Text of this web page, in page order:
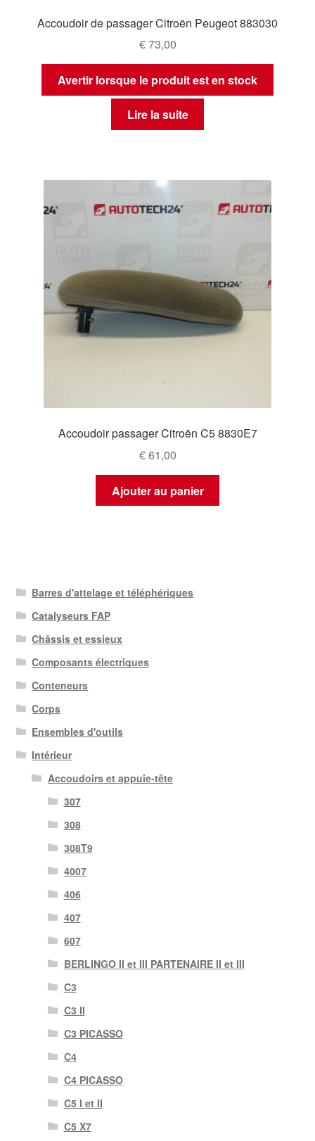
Accoudoir de passager Citroën Peugeot 883030
€73,00
Avertir lorsque le produit est en stock
Lire la suite
Accoudoir passager Citroën C5 8830E7
€61,00
Ajouter au panier
Barres d'attelage et téléphériques
Catalyseurs FAP
Châssis et essieux
Composants électriques
Conteneurs
Corps
Ensembles d'outils
Intérieur
Accoudoirs et appuie-tête
307
308
308T9
4007
406
407
607
BERLINGO II et III PARTENAIRE II et III
C3
C3 II
C3 PICASSO
C4
C4 PICASSO
C5 I et II
C5 X7